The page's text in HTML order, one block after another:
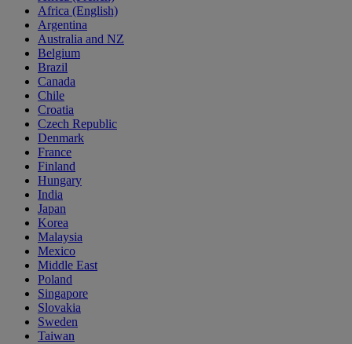
Africa (English)
Argentina
Australia and NZ
Belgium
Brazil
Canada
Chile
Croatia
Czech Republic
Denmark
France
Finland
Hungary
India
Japan
Korea
Malaysia
Mexico
Middle East
Poland
Singapore
Slovakia
Sweden
Taiwan